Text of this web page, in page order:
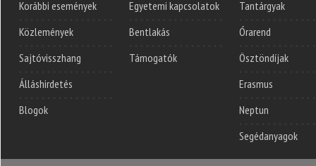
Korábbi események
Közlemények
Sajtóvisszhang
Álláshirdetés
Blogok
Egyetemi kapcsolatok
Bentlakás
Támogatók
Tantárgyak
Órarend
Ösztöndíjak
Erasmus
Neptun
Segédanyagok